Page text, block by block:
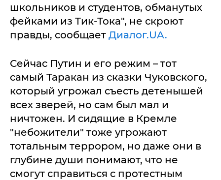
школьников и студентов, обманутых
фейками из Тик-Тока", не скроют
правды, сообщает Диалог.UA.
Сейчас Путин и его режим – тот
самый Таракан из сказки Чуковского,
который угрожал съесть детенышей
всех зверей, но сам был мал и
ничтожен. И сидящие в Кремле
"небожители" тоже угрожают
тотальным террором, но даже они в
глубине души понимают, что не
смогут справиться с протестным